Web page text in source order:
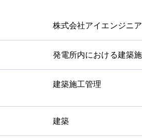
株式会社アイエンジニ
発電所内における建築
建築施工管理
建築